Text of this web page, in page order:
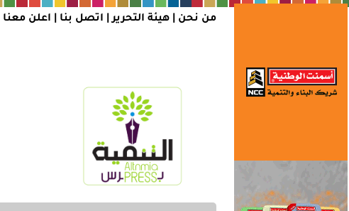
من نحن | هيئة التحرير اتصل بنا اعلن معنا